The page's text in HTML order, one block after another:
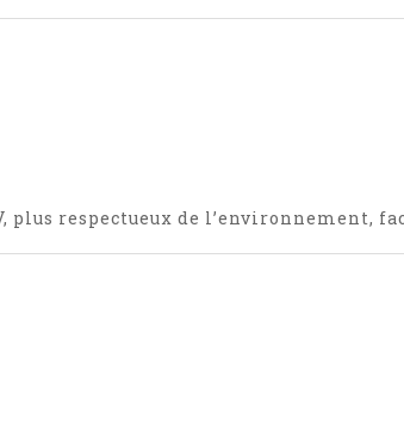
plus respectueux de l’environnement,